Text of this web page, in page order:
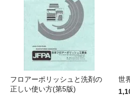
フロアーポリッシュと洗剤の
正しい使い方(第5版)
世